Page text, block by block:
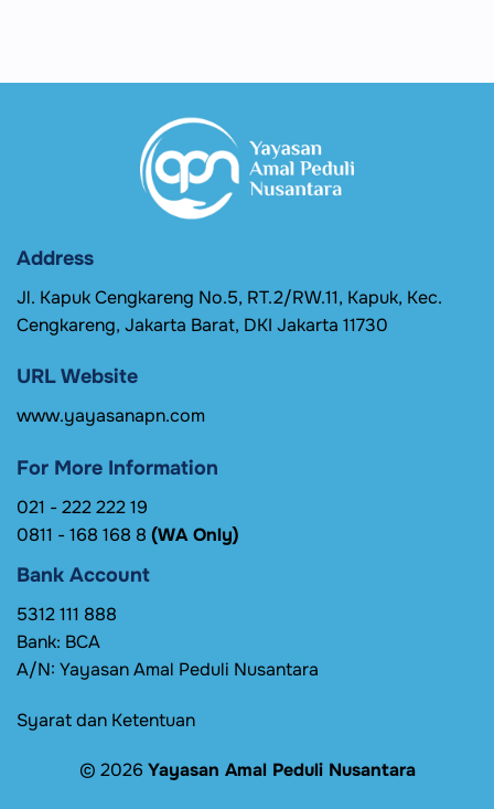
Address
Jl. Kapuk Cengkareng No.5, RT.2/RW.11, Kapuk, Kec.
Cengkareng, Jakarta Barat, DKI Jakarta 11730
URL Website
www.yayasanapn.com
For More Information
021 - 222 222 19
0811 - 168 168 8 (WA Only)
Bank Account
5312 111 888
Bank: BCA
A/N: Yayasan Amal Peduli Nusantara
Syarat dan Ketentuan
© 2026 Yayasan Amal Peduli Nusantara